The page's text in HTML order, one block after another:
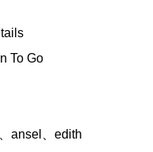
To Go
ansel、edith